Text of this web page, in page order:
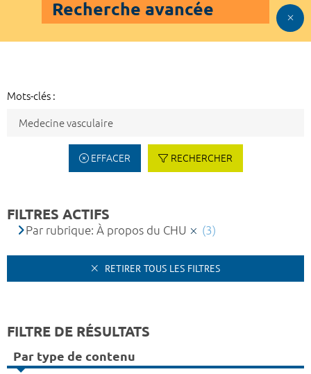
Recherche avancée
Mots-clés :
EFFACER RECHERCHER
FILTRES ACTIFS
Par rubrique: À propos du CHU (3)
RETIRER TOUS LES FILTRES
FILTRE DE RÉSULTATS
Par type de contenu